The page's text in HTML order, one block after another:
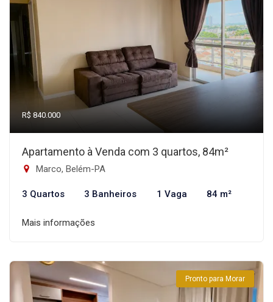
R$ 840.000
Apartamento à Venda com 3 quartos, 84m²
Marco, Belém-PA
3 Quartos 3 Banheiros 1 Vaga 84 m²
Mais informações
Pronto para Morar